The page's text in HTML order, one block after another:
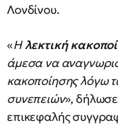
Λονδίνου.
«Ηλεκτική
άμεσα να
κακοποίησης λόγω
συνεπειών»,
επικεφαλής